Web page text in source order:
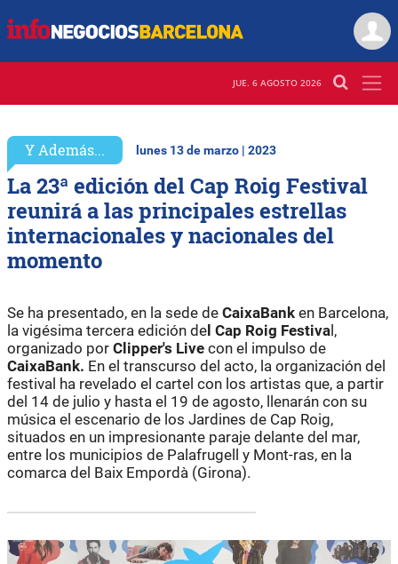
JUE. 6 AGOSTO 2026
Y Además... lunes 13 de marzo | 2023
La 23ª edición del Cap Roig Festival
reunirá a las principales estrellas
internacionales y nacionales del
momento
Se ha presentado, en la sede de CaixaBank en Barcelona,
la vigésima tercera edición del Cap Roig Festival,
organizado por Clipper's Live con el impulso de
CaixaBank. En el transcurso del acto, la organización del
festival ha revelado el cartel con los artistas que, a partir
del 14 de julio y hasta el 19 de agosto, llenarán con su
música el escenario de los Jardines de Cap Roig,
situados en un impresionante paraje delante del mar,
entre los municipios de Palafrugell y Mont-ras, en la
comarca del Baix Empordà (Girona).